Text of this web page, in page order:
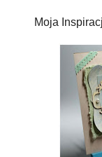
Moja